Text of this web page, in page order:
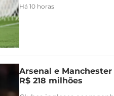
Há 10 horas
Arsenal e
R$ 218 milhões